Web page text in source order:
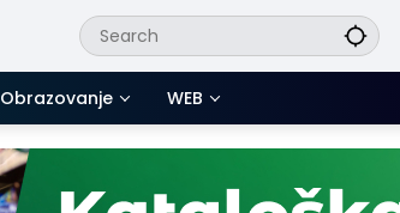
Obrazovanje WEB